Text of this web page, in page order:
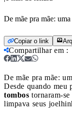
De mãe pra mãe:
Copiar o link
Compartilhar em :
De mãe pra mãe:
Desde quando meu
tombos tornaram-
limpava seus